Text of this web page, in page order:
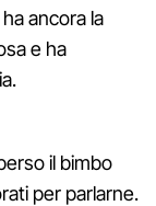
ancora la
e ha
il bimbo
per parlarne.